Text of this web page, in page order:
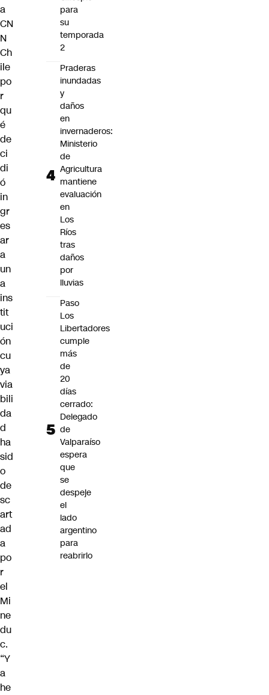
a
CN
N
Ch
ile
po
r
qu
é
de
ci
di
ó
in
gr
es
ar
a
un
a
ins
tit
uci
ón
cu
ya
via
bili
da
d
ha
sid
o
de
sc
art
ad
a
po
r
el
Mi
ne
du
c.
“Y
a
he
para
su
temporada
2
Praderas
inundadas
y
daños
en
invernaderos:
Ministerio
de
Agricultura
mantiene
evaluación
en
Los
Ríos
tras
daños
por
lluvias
Paso
Los
Libertadores
cumple
más
de
20
días
cerrado:
Delegado
de
Valparaíso
espera
que
se
despeje
el
lado
argentino
para
reabrirlo